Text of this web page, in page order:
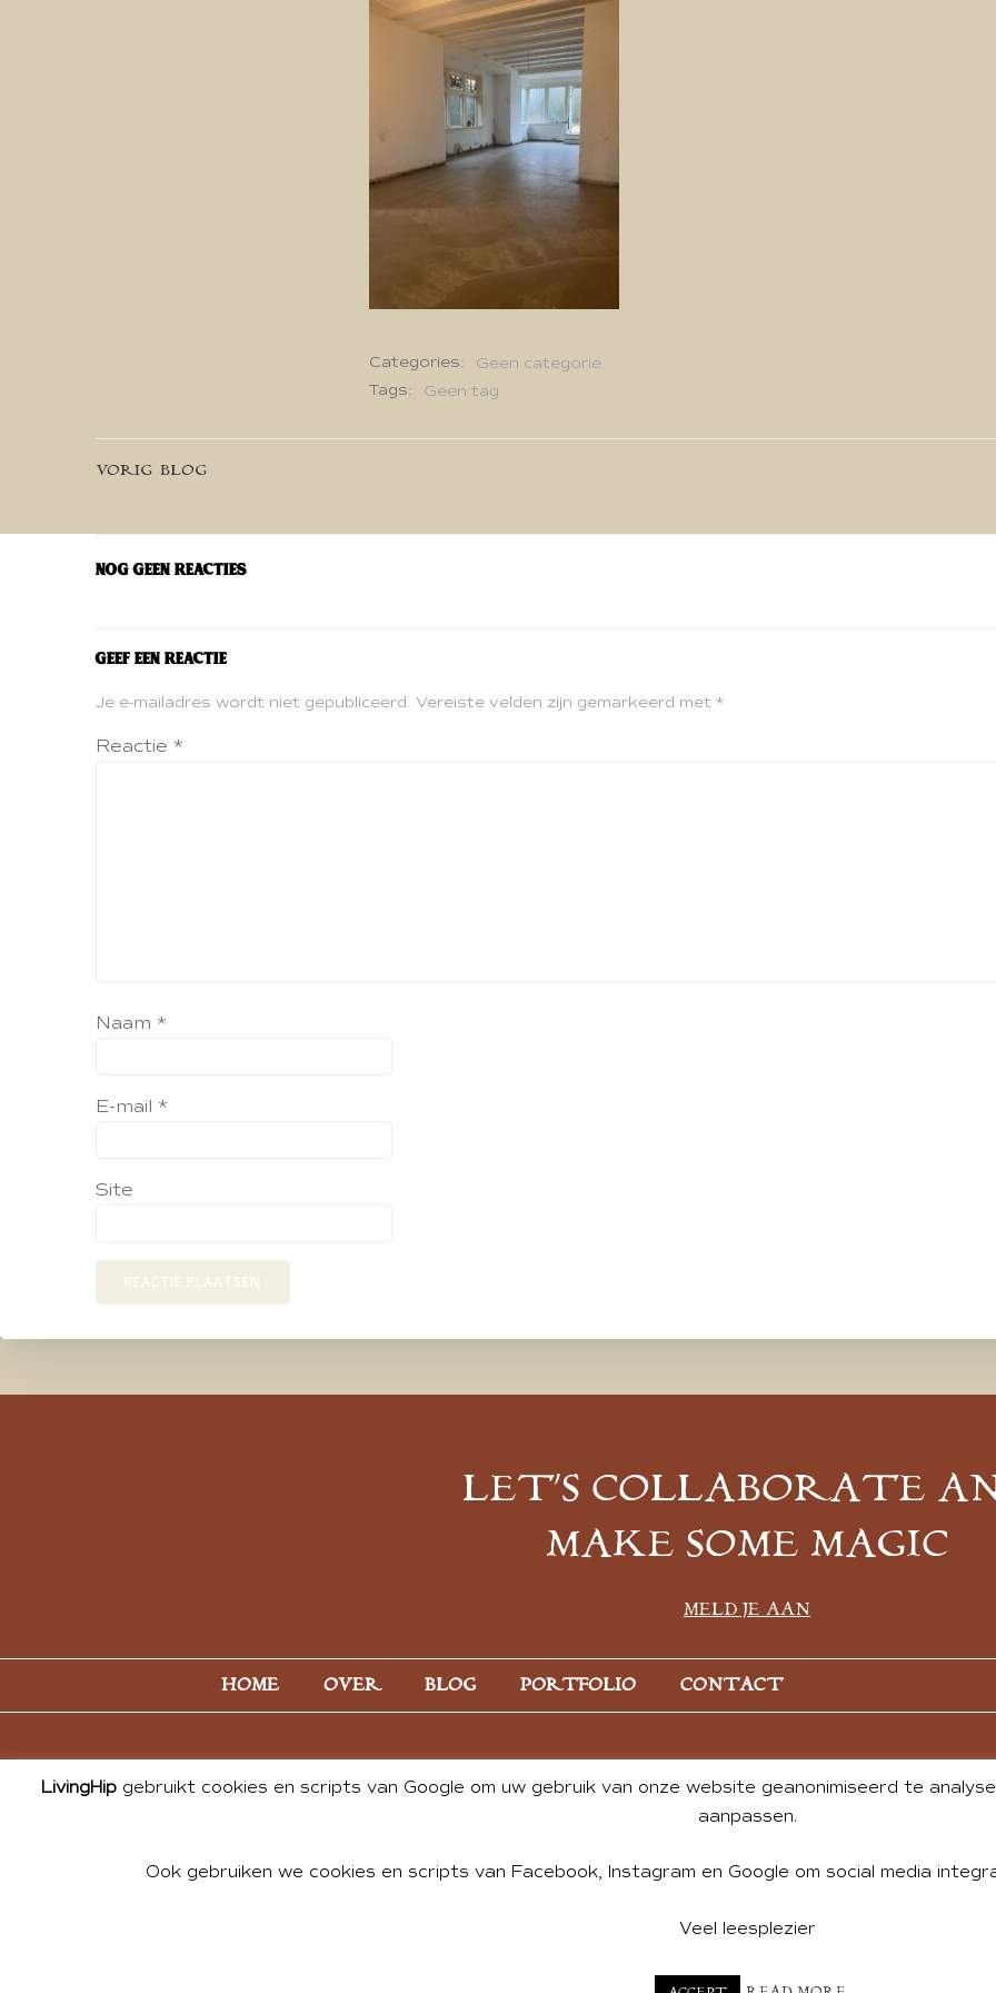
Categories:
Geen categorie
Tags:
Geen tag
Bericht
navigatie
VORIG BLOG
Nog geen reacties
Geef een reactie
Je e-mailadres wordt niet gepubliceerd. Vereiste velden zijn gemarkeerd met *
Reactie *
Naam *
E-mail *
Site
LET’S COLLABORATE
MAKE SOME MAGIC
MELD JE AAN
HOME OVER BLOG PORTFOLIO CONTACT
© 2026 ALL PHOTOS & CONTENT BY ANDREA DE GROOT. WEBSITE DESIGN BY
LivingHip gebruikt cookies en scripts van Google om uw gebruik van onze website geanonimiseerd te
aanpassen.
Ook gebruiken we cookies en scripts van Facebook, Instagram en Google om social media
Veel leesplezier